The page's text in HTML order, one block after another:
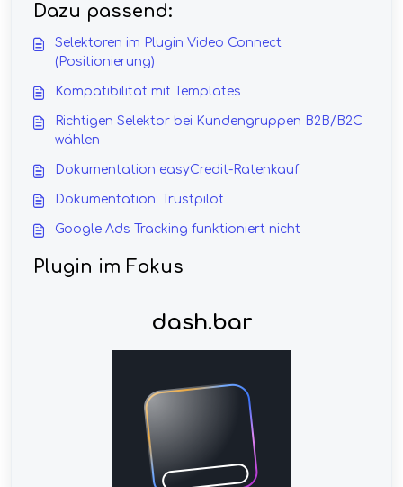
Dazu passend:
Selektoren im Plugin Video Connect
(Positionierung)
Kompatibilität mit Templates
Richtigen Selektor bei Kundengruppen B2B/B2C
wählen
Dokumentation easyCredit-Ratenkauf
Dokumentation: Trustpilot
Google Ads Tracking funktioniert nicht
Plugin im Fokus
dash.bar